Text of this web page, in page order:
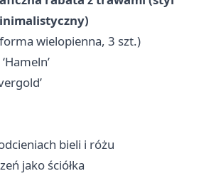
wielopienna, 3 szt.)
bieli i różu
jako ściółka